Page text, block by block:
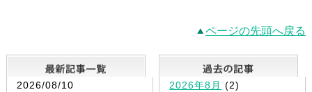
ページの先頭へ戻る
最新記事一覧
2026/08/10
2026年8月 (2)